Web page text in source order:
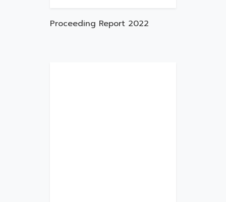
Proceeding Report 2022